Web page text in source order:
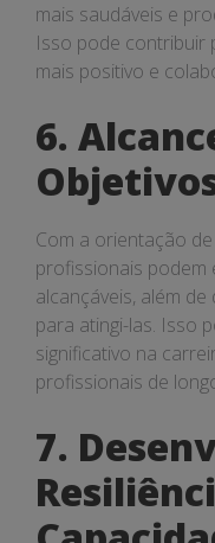
mais saudáveis e
Isso pode contribuir
mais positivo e
6.
Com a orientação
profissionais podem
alcançáveis, além
para atingi-las. Isso
significativo na
profissionais de
7.